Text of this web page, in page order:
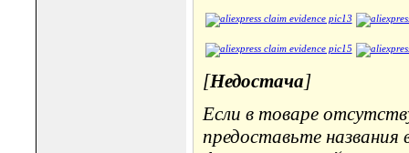
[Недостача]
Если в товаре
предоставьте